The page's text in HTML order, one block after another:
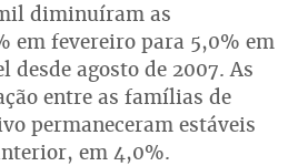
diminuíram as
em fevereiro para 5,0% em
desde agosto de 2007. As
entre as famílias de
permaneceram estáveis
em 4,0%.